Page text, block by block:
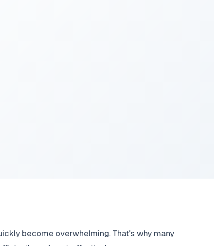
become overwhelming. That's why many